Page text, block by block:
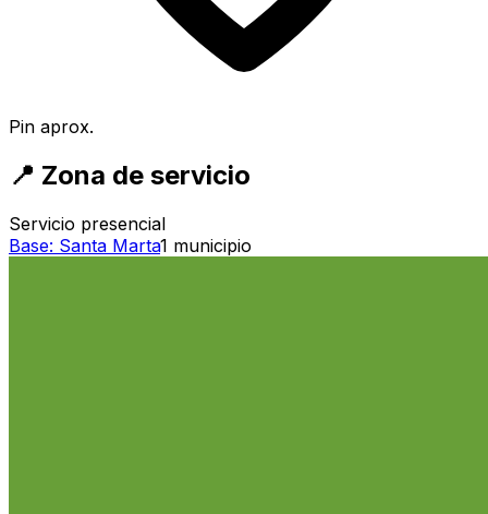
Pin aprox.
📍 Zona de servicio
Servicio presencial
Base: Santa Marta1 municipio